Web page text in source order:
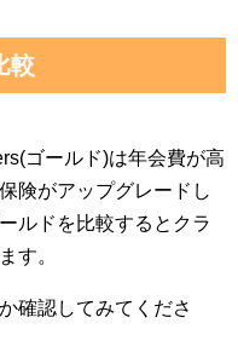
較
ゴールド)は年会費が高
険がアップグレードし
ルドを比較するとクラ
す。
確認してみてくださ